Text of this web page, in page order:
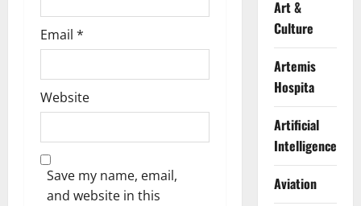
Email *
Website
Save my name, email,
and website in this
Art &
Culture
Artemis
Hospita
Artificial
Intelligence
Aviation